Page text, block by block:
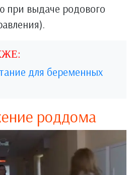
при выдаче родового
для беременных
роддома